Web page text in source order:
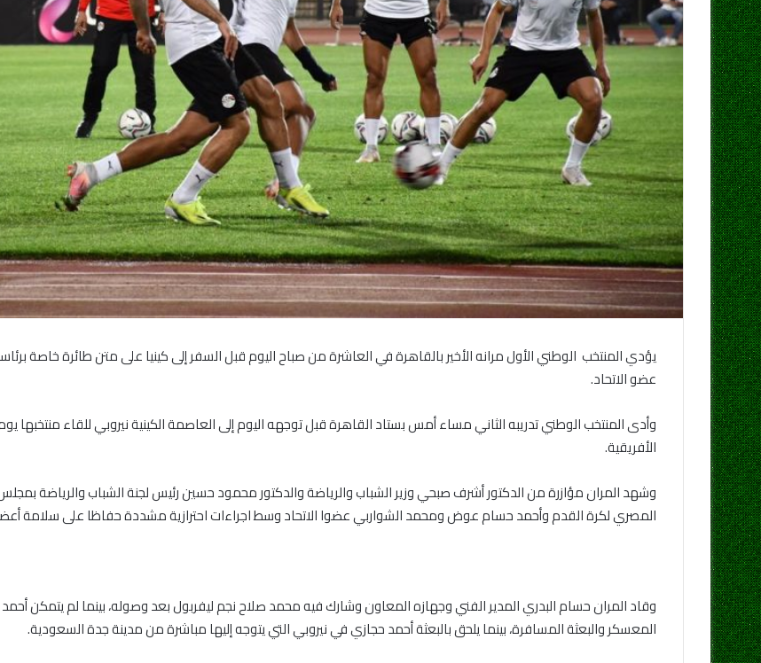
يؤدي المنتخب الوطني الأول مرانه الأخير بالقاهرة في العاشرة من صباح اليوم قبل السفر إلى كينيا على متن طائرة خاصة
عضو الاتحاد.
وأدى المنتخب الوطني تدريبه الثاني مساء أمس بستاد القاهرة قبل توجهه اليوم إلى العاصمة الكينية نيروبي للقاء منتخبها
الأفريقية.
وشهد المران مؤازرة من الدكتور أشرف صبحي وزير الشباب والرياضة والدكتور محمود حسين رئيس لجنة الشباب والرياضة
المصري لكرة القدم وأحمد حسام عوض ومحمد الشواربي عضوا الاتحاد وسط اجراءات احترازية مشددة حفاظا على سلامة
وقاد المران حسام البدري المدير الفني وجهازه المعاون وشارك فيه محمد صلاح نجم ليفربول بعد وصوله، بينما لم يتمكن
المعسكر والبعثة المسافرة، بينما يلحق بالبعثة أحمد حجازي في نيروبي التي يتوجه إليها مباشرة من مدينة جدة السعودية.